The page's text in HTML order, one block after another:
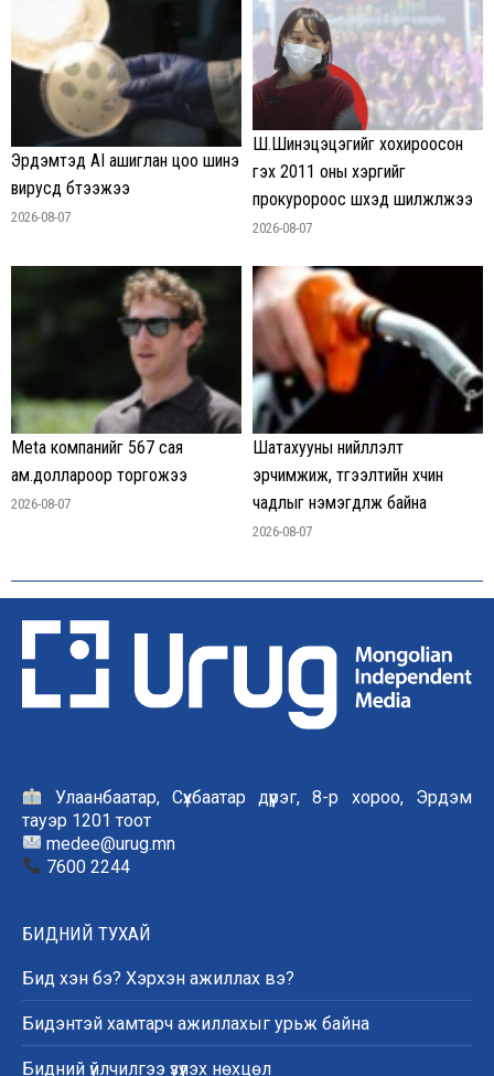
Эрдэмтэд AI ашиглан цоо шинэ
вирусүүд бүтээжээ
2026-08-07
Ш.Шинэцэцэгийг хохироосон
гэх 2011 оны хэргийг
прокуророос шүүхэд шилжүүлжээ
2026-08-07
Meta компанийг 567 сая
ам.доллароор торгожээ
2026-08-07
Шатахууны нийлүүлэлт
эрчимжиж, түгээлтийн хүчин
чадлыг нэмэгдүүлж байна
2026-08-07
Улаанбаатар, Сүхбаатар дүүрэг, 8-р хороо, Эрдэм
тауэр 1201 тоот
medee@urug.mn
7600 2244
БИДНИЙ ТУХАЙ
Бид хэн бэ? Хэрхэн ажиллах вэ?
Бидэнтэй хамтарч ажиллахыг урьж байна
Бидний үйлчилгээ үзүүлэх нөхцөл